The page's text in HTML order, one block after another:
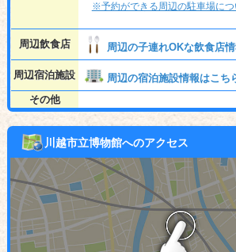
※予約ができる周辺の駐車場に
周辺飲食店 周辺の子連れOKな飲食店
周辺宿泊施設
周辺の宿泊施設情報はこち
その他
川越市立博物館へのアクセス